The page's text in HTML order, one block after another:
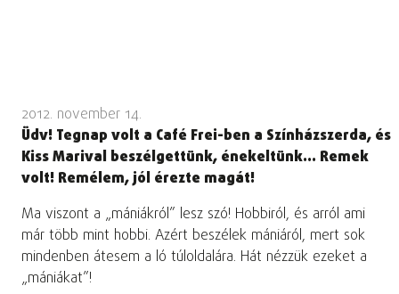
2012. november 14.
Üdv! Tegnap volt a Café Frei-ben a Színházszerda, és
Kiss Marival beszélgettünk, énekeltünk… Remek
volt! Remélem, jól érezte magát!
Ma viszont a „mániákról” lesz szó! Hobbiról, és arról ami
már több mint hobbi. Azért beszélek mániáról, mert sok
mindenben átesem a ló túloldalára. Hát nézzük ezeket a
„mániákat”!